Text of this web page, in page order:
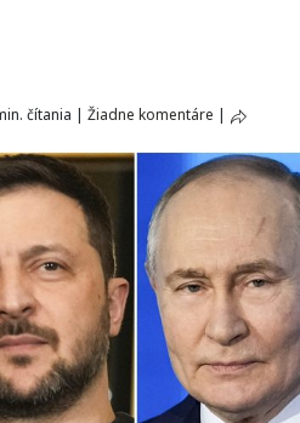
čítania | Žiadne komentáre |